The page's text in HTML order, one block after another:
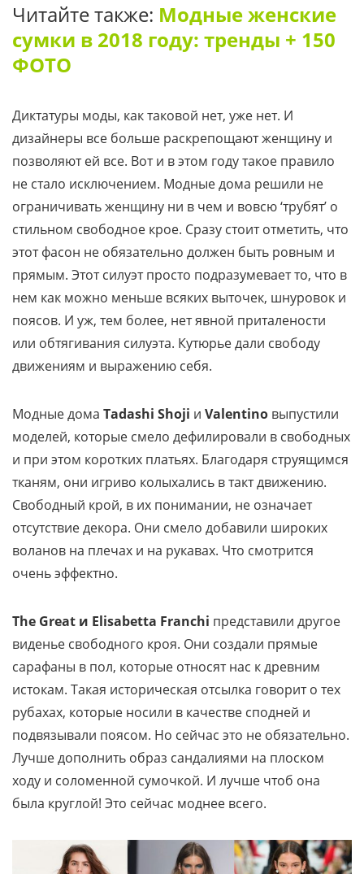
Читайте также: Модные женские
сумки в 2018 году: тренды + 150
ФОТО
Диктатуры моды, как таковой нет, уже нет. И
дизайнеры все больше раскрепощают женщину и
позволяют ей все. Вот и в этом году такое правило
не стало исключением. Модные дома решили не
ограничивать женщину ни в чем и вовсю ‘трубят’ о
стильном свободное крое. Сразу стоит отметить, что
этот фасон не обязательно должен быть ровным и
прямым. Этот силуэт просто подразумевает то, что в
нем как можно меньше всяких выточек, шнуровок и
поясов. И уж, тем более, нет явной приталености
или обтягивания силуэта. Кутюрье дали свободу
движениям и выражению себя.
Модные дома Tadashi Shoji и Valentino выпустили
моделей, которые смело дефилировали в свободных
и при этом коротких платьях. Благодаря струящимся
тканям, они игриво колыхались в такт движению.
Свободный крой, в их понимании, не означает
отсутствие декора. Они смело добавили широких
воланов на плечах и на рукавах. Что смотрится
очень эффектно.
The Great и Elisabetta Franchi представили другое
виденье свободного кроя. Они создали прямые
сарафаны в пол, которые относят нас к древним
истокам. Такая историческая отсылка говорит о тех
рубахах, которые носили в качестве сподней и
подвязывали поясом. Но сейчас это не обязательно.
Лучше дополнить образ сандалиями на плоском
ходу и соломенной сумочкой. И лучше чтоб она
была круглой! Это сейчас моднее всего.